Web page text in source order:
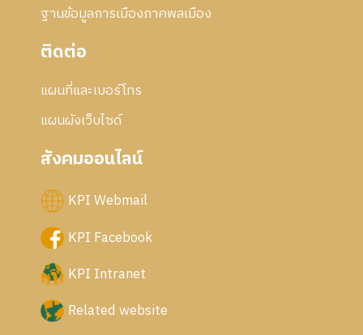
ฐานข้อมูลการเมืองภาคพลเมือง
ติดต่อ
แผนที่และเบอร์โทร
แผนผังเว็บไซด์
สังคมออนไลน์
KPI Webmail
KPI Facebook
KPI Intranet
Related website